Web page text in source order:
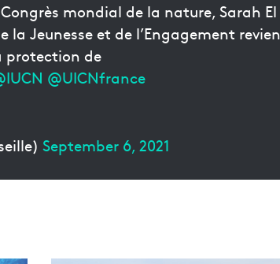
mondial de la nature, Sarah El
la Jeunesse et de l’Engagement
protection de
@UICNfrance
September 6, 2021